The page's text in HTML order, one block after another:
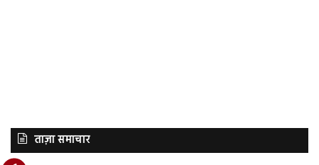
ताज़ा समाचार